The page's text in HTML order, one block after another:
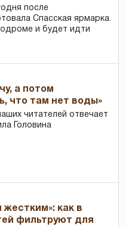
после
Спасская ярмарка.
и будет идти
а потом
что там нет воды»
читателей отвечает
Головина
жестким»: как в
фильтруют для